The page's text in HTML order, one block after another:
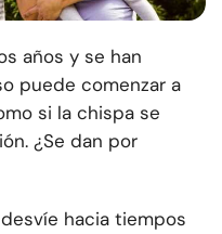
años y se han
puede comenzar a
si la chispa se
¿Se dan por
hacia tiempos